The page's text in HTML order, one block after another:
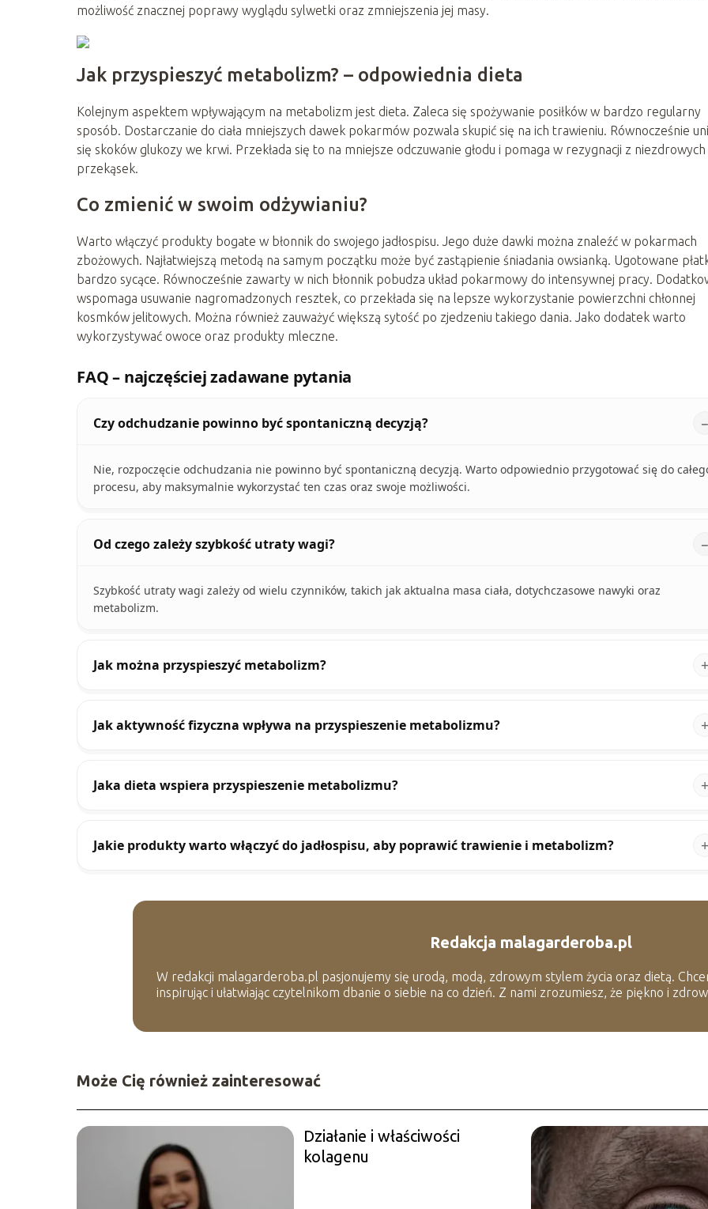
możliwość znacznej poprawy wyglądu sylwetki oraz zmniejszenia jej masy.
Jak przyspieszyć metabolizm? – odpowiednia dieta
Kolejnym aspektem wpływającym na metabolizm jest dieta. Zaleca się spożywanie posiłków w bardzo regularny
sposób. Dostarczanie do ciała mniejszych dawek pokarmów pozwala skupić się na ich trawieniu. Równocześnie
się skoków glukozy we krwi. Przekłada się to na mniejsze odczuwanie głodu i pomaga w rezygnacji z niezdrowych
przekąsek.
Co zmienić w swoim odżywianiu?
Warto włączyć produkty bogate w błonnik do swojego jadłospisu. Jego duże dawki można znaleźć w pokarmach
zbożowych. Najłatwiejszą metodą na samym początku może być zastąpienie śniadania owsianką. Ugotowane
bardzo sycące. Równocześnie zawarty w nich błonnik pobudza układ pokarmowy do intensywnej pracy.
wspomaga usuwanie nagromadzonych resztek, co przekłada się na lepsze wykorzystanie powierzchni chłonnej
kosmków jelitowych. Można również zauważyć większą sytość po zjedzeniu takiego dania. Jako dodatek warto
wykorzystywać owoce oraz produkty mleczne.
FAQ – najczęściej zadawane pytania
Czy odchudzanie powinno być spontaniczną decyzją?
Nie, rozpoczęcie odchudzania nie powinno być spontaniczną decyzją. Warto odpowiednio przygotować się do
procesu, aby maksymalnie wykorzystać ten czas oraz swoje możliwości.
Od czego zależy szybkość utraty wagi?
Szybkość utraty wagi zależy od wielu czynników, takich jak aktualna masa ciała, dotychczasowe nawyki oraz
metabolizm.
Jak można przyspieszyć metabolizm?
Jak aktywność fizyczna wpływa na przyspieszenie metabolizmu?
Jaka dieta wspiera przyspieszenie metabolizmu?
Jakie produkty warto włączyć do jadłospisu, aby poprawić trawienie i metabolizm?
Redakcja malagarderoba.pl
W redakcji malagarderoba.pl pasjonujemy się urodą, modą, zdrowym stylem życia oraz dietą.
inspirując i ułatwiając czytelnikom dbanie o siebie na co dzień. Z nami zrozumiesz, że piękno i
Może Cię również zainteresować
Działanie i właściwości
kolagenu